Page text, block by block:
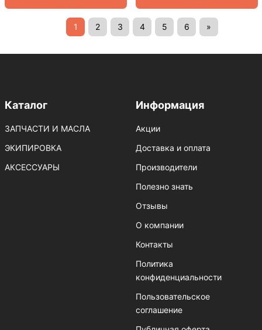
1 2 3 4 5 6 »
Каталог
ЗАПЧАСТИ И МАСЛА
ЭКИПИРОВКА
АКСЕССУАРЫ
Информация
Акции
Доставка и оплата
Производители
Полезно знать
Отзывы
О компании
Контакты
Политика
конфиденциальности
Пользовательское
соглашение